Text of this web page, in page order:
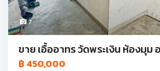
7
ขาย เอื้ออาทร วัดพระเงิน ห้องมุม
฿ 450,000